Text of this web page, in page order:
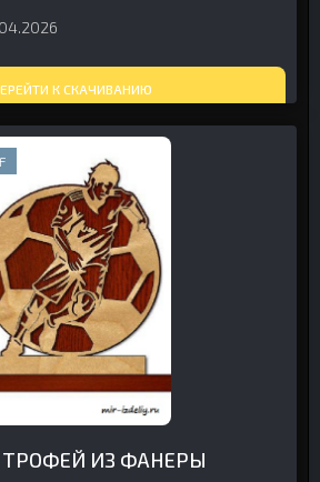
К СКАЧИВАНИЮ
ИЗ ФАНЕРЫ